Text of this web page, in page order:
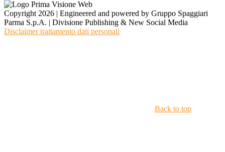
Copyright 2026 | Engineered and powered by Gruppo Spaggiari
Parma S.p.A. | Divisione Publishing & New Social Media
Disclaimer trattamento dati personali
Back to top